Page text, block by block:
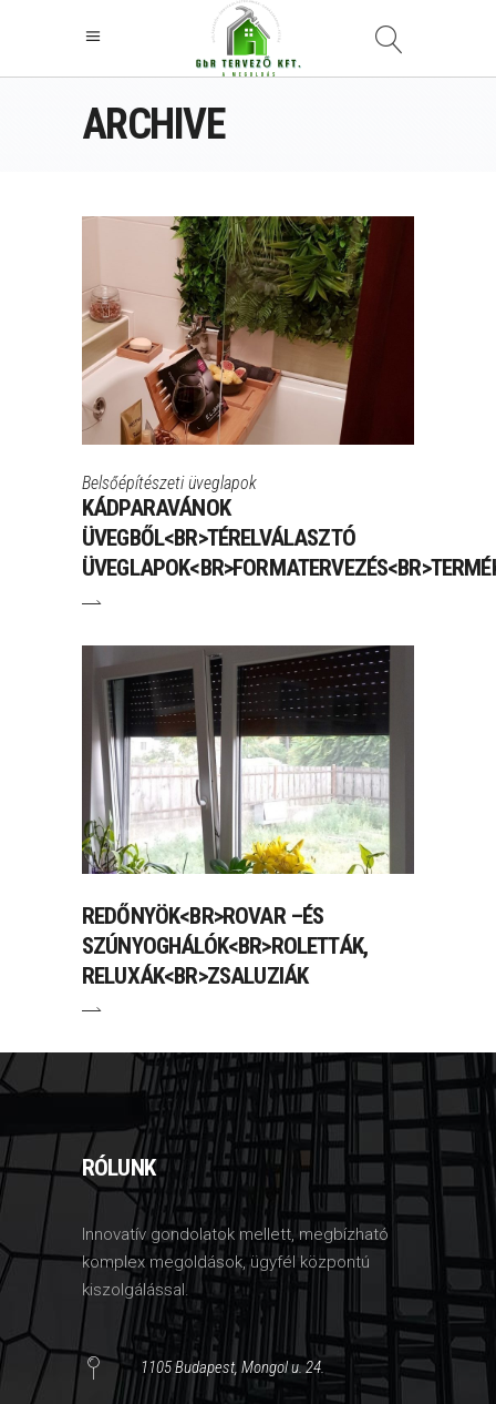
ARCHIVE
Belsőépítészeti üveglapok
KÁDPARAVÁNOK
ÜVEGBŐL<BR>TÉRELVÁLASZTÓ
REDŐNYÖK<BR>ROVAR –ÉS
SZÚNYOGHÁLÓK<BR>ROLETTÁK,
RELUXÁK<BR>ZSALUZIÁK
RÓLUNK
Innovatív gondolatok mellett, megbízható
komplex megoldások, ügyfél központú
kiszolgálással.
1105 Budapest, Mongol u. 24.